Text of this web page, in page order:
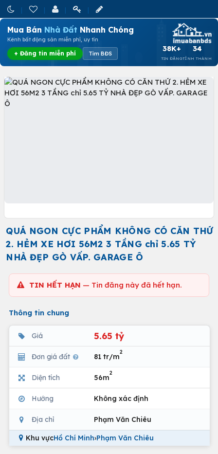
Mua Bán Nhà Đất Nhanh Chóng
Kênh bất động sản miễn phí, uy tín
+ Đăng tin miễn phí Tìm BĐS
38K+
TIN ĐĂNG
34
TỈNH THÀNH
QUÁ NGON CỰC PHẨM KHÔNG CÓ CĂN THỨ
2. HẺM XE HƠI 56M2 3 TẦNG chỉ 5.65 TỶ
NHÀ ĐẸP GÒ VẤP. GARAGE Ô
TIN HẾT HẠN — Tin đăng này đã hết hạn.
Thông tin chung
Giá 5.65 tỷ
Đơn giá đất 81 tr/m
2
Diện tích 56m
2
Hướng Không xác định
Địa chỉ Phạm Văn Chiêu
Khu vựcHồ Chí Minh›Phạm Văn Chiêu